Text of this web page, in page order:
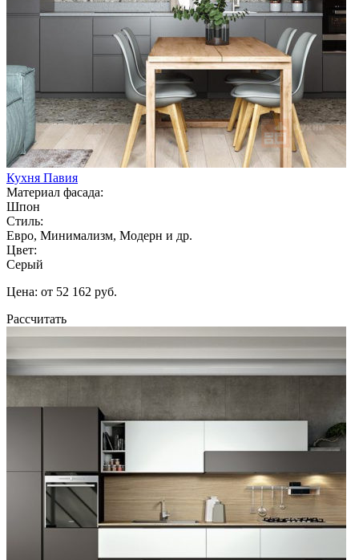
Кухня Павия
Материал фасада:
Шпон
Стиль:
Евро, Минимализм, Модерн и др.
Цвет:
Серый
Цена: от 52 162 руб.
Рассчитать